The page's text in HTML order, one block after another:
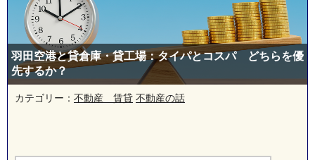
羽田空港と貸倉庫・貸工場：タイパとコスパ どちらを優
先するか？
カテゴリー： 不動産 賃貸 不動産の話